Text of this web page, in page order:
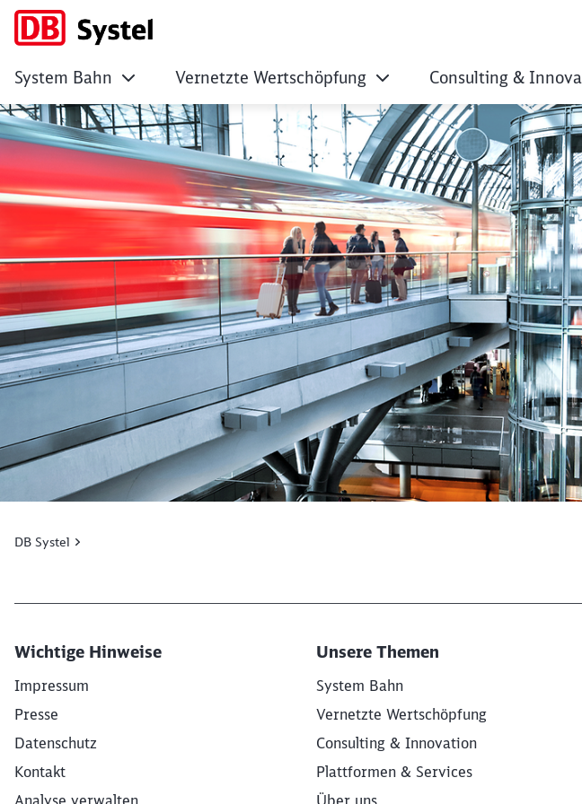
No Page Title
System Bahn Vernetzte Wertschöpfung Consulting &
DB Systel
Wichtige Hinweise
Impressum
Presse
Datenschutz
Kontakt
Analyse verwalten
Unsere Themen
System Bahn
Vernetzte Wertschöpfung
Consulting & Innovation
Plattformen & Services
Über uns
Möchten Sie zu